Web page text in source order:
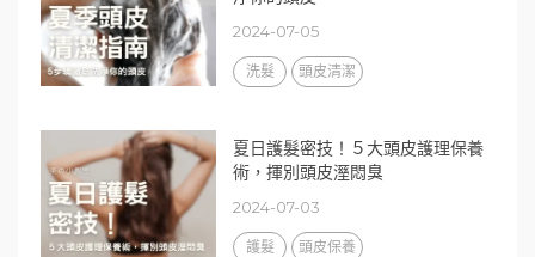
2024-07-05
洗髮 頭皮清潔
夏日護髮密技！５大頭皮護理保養
術，揮別頭皮溼悶臭
2024-07-03
護髮 頭皮保養